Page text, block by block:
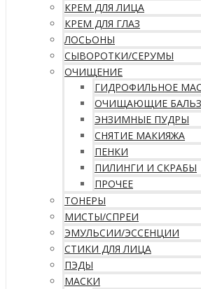
КРЕМ ДЛЯ ЛИЦА
КРЕМ ДЛЯ ГЛАЗ
ЛОСЬОНЫ
СЫВОРОТКИ/СЕРУМЫ
ОЧИЩЕНИЕ
ГИДРОФИЛЬНОЕ
ОЧИЩАЮЩИЕ
ЭНЗИМНЫЕ ПУДРЫ
СНЯТИЕ МАКИЯЖА
ПЕНКИ
ПИЛИНГИ И СКРАБЫ
ПРОЧЕЕ
ТОНЕРЫ
МИСТЫ/СПРЕИ
ЭМУЛЬСИИ/ЭССЕНЦИИ
СТИКИ ДЛЯ ЛИЦА
ПЭДЫ
МАСКИ